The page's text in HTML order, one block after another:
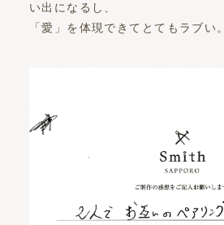
い出になるし、
「愛」を体現できてとてもラブい。